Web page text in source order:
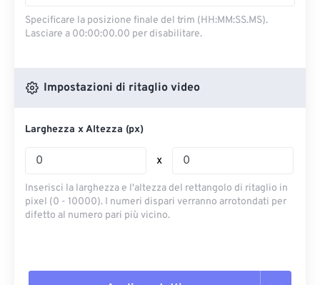
Specificare la posizione finale del trim (HH:MM:SS.MS).
Lasciare a 00:00:00.00 per disabilitare.
Impostazioni di ritaglio video
Larghezza x Altezza (px)
x
Inserisci la larghezza e l'altezza del rettangolo di ritaglio in
pixel (0 - 10000). I numeri dispari verranno arrotondati per
difetto al numero pari più vicino.